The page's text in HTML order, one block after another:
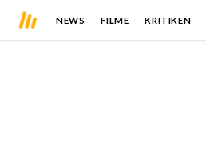
NEWS FILME KRITIKEN